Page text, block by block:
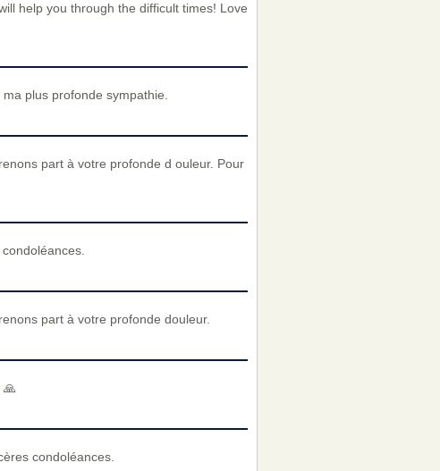
help you through the difficult times! Love
plus profonde sympathie.
part à votre profonde d ouleur. Pour
part à votre profonde douleur.
🙏
condoléances.